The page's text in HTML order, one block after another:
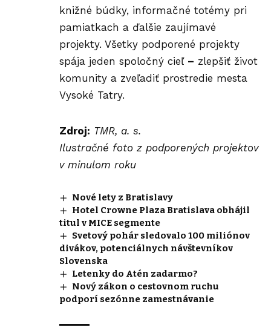
knižné búdky, informačné totémy pri
pamiatkach a ďalšie zaujímavé
projekty. Všetky podporené projekty
spája jeden spoločný cieľ – zlepšiť život
komunity a zveľadiť prostredie mesta
Vysoké Tatry.
Zdroj: TMR, a. s.
Ilustračné foto z podporených projektov
v minulom roku
Nové lety z Bratislavy
Hotel Crowne Plaza Bratislava obhájil
titul v MICE segmente
Svetový pohár sledovalo 100 miliónov
divákov, potenciálnych návštevníkov
Slovenska
Letenky do Atén zadarmo?
Nový zákon o cestovnom ruchu
podporí sezónne zamestnávanie